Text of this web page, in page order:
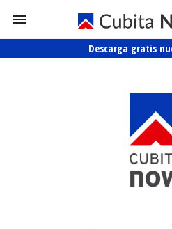
Descarga gratis